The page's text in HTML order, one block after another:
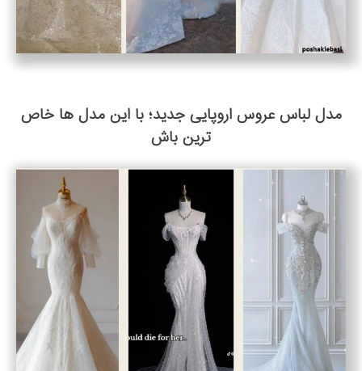
مدل لباس عروس اروپایی جدید؛ با این مدل ها خاص
ترین باش